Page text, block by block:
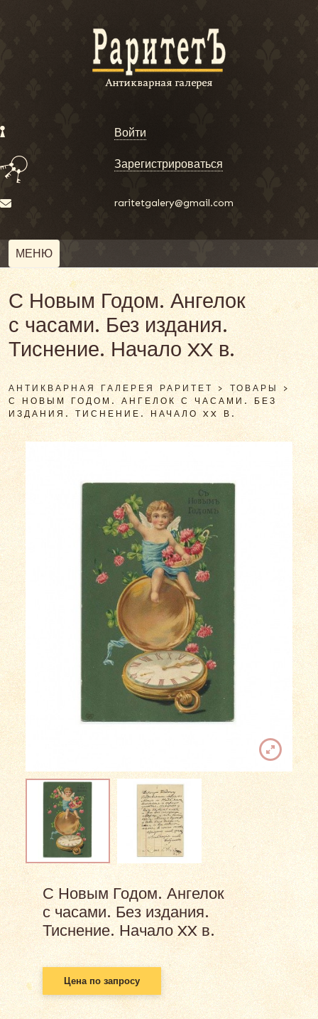
Войти
Зарегистрироваться
raritetgalery@gmail.com
МЕНЮ
С Новым Годом. Ангелок
с часами. Без издания.
Тиснение. Начало XX в.
АНТИКВАРНАЯ ГАЛЕРЕЯ РАРИТЕТ >ТОВАРЫ >
С НОВЫМ ГОДОМ. АНГЕЛОК С ЧАСАМИ. БЕЗ
ИЗДАНИЯ. ТИСНЕНИЕ. НАЧАЛО XX В.
С Новым Годом. Ангелок
с часами. Без издания.
Тиснение. Начало XX в.
Цена по запросу